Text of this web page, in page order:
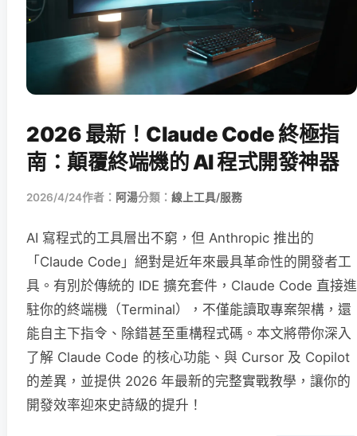
2026 最新！Claude Code 終極指
南：顛覆終端機的 AI 程式開發神器
2026/4/24作者： 阿湯分類： 線上工具/服務
AI 寫程式的工具層出不窮，但 Anthropic 推出的
「Claude Code」絕對是近年來最具革命性的開發者工
具。有別於傳統的 IDE 擴充套件，Claude Code 直接進
駐你的終端機（Terminal），不僅能讀取專案架構，還
能自主下指令、除錯甚至重構程式碼。本文將帶你深入
了解 Claude Code 的核心功能、與 Cursor 及 Copilot
的差異，並提供 2026 年最新的完整實戰教學，讓你的
開發效率迎來史詩級的提升！